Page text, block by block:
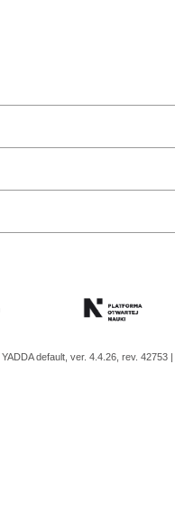
YADDAdefault, ver. 4.4.26, rev. 42753 |